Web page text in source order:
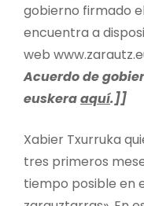
gobierno firmado
encuentra a
web
Acuerdo de
euskeraaquí.]]
Xabier Txurruka
tres primeros
tiempo posible en